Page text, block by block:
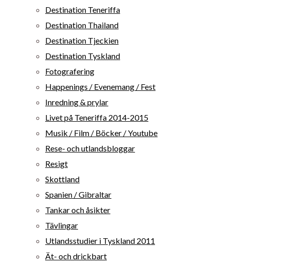
Destination Teneriffa
Destination Thailand
Destination Tjeckien
Destination Tyskland
Fotografering
Happenings / Evenemang / Fest
Inredning & prylar
Livet på Teneriffa 2014-2015
Musik / Film / Böcker / Youtube
Rese- och utlandsbloggar
Resigt
Skottland
Spanien / Gibraltar
Tankar och åsikter
Tävlingar
Utlandsstudier i Tyskland 2011
Ät- och drickbart